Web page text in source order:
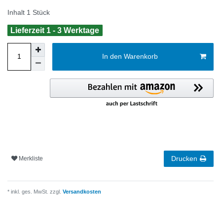
Inhalt 1 Stück
Lieferzeit 1 - 3 Werktage
In den Warenkorb
Merkliste Drucken
* inkl. ges. MwSt. zzgl. Versandkosten